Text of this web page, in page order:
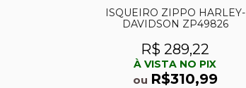
ISQUEIRO ZIPPO HARLEY-
DAVIDSON ZP49826
R$ 289,22
À VISTA NO PIX
ou R$310,99